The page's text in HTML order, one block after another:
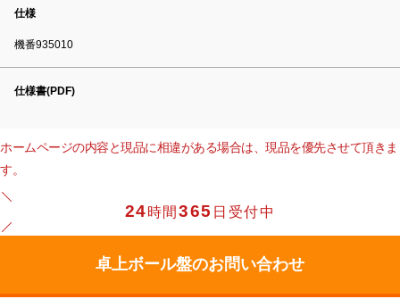
仕様
機番935010
仕様書(PDF)
ホームページの内容と現品に相違がある場合は、現品を優先させて頂きま
す。
24時間365 日受付中